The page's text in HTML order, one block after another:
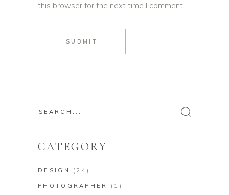
this browser for the next time I comment.
SUBMIT
CATEGORY
DESIGN (24)
PHOTOGRAPHER (1)